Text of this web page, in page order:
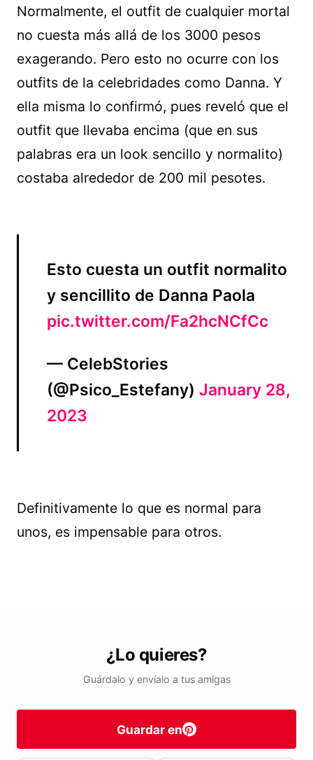
Normalmente, el outfit de cualquier mortal
no cuesta más allá de los 3000 pesos
exagerando. Pero esto no ocurre con los
outfits de la celebridades como Danna. Y
ella misma lo confirmó, pues reveló que el
outfit que llevaba encima (que en sus
palabras era un look sencillo y normalito)
costaba alrededor de 200 mil pesotes.
Esto cuesta un outfit normalito
y sencillito de Danna Paola
pic.twitter.com/Fa2hcNCfCc
— CelebStories
(@Psico_Estefany) January 28,
2023
Definitivamente lo que es normal para
unos, es impensable para otros.
¿Lo quieres?
Guárdalo y envíalo a tus amigas
Guardar en